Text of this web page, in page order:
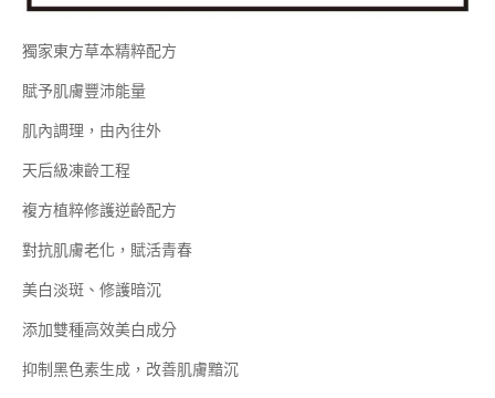
獨家東方草本精粹配方
賦予肌膚豐沛能量
肌內調理，由內往外
天后級凍齡工程
複方植粹修護逆齡配方
對抗肌膚老化，賦活青春
美白淡斑、修護暗沉
添加雙種高效美白成分
抑制黑色素生成，改善肌膚黯沉